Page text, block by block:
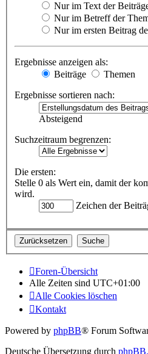
Nur im Text der
Nur im Betreff der
Nur im ersten Beitrag
Ergebnisse anzeigen als:
Beiträge
Themen
Ergebnisse sortieren nach:
Absteigend
Suchzeitraum begrenzen:
Die ersten:
Stelle 0 als Wert ein, damit der
wird.
Zeichen der
Foren-Übersicht
Alle Zeiten sind UTC+01:00
Alle Cookies löschen
Kontakt
Powered by phpBB® Forum
Deutsche Übersetzung durch